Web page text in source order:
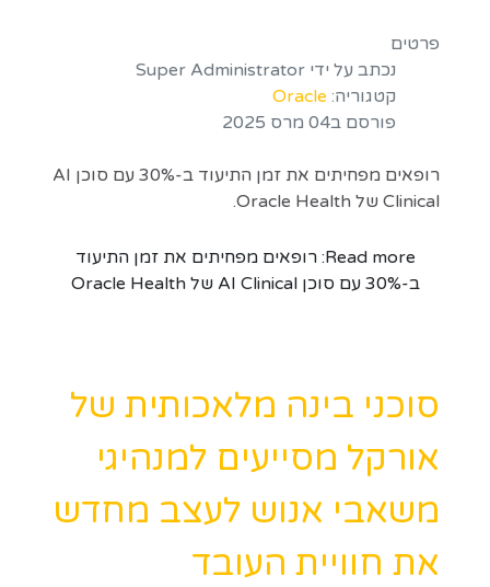
פרטים
נכתב על ידי Super Administrator
קטגוריה: Oracle
פורסם ב04 מרס 2025
רופאים מפחיתים את זמן התיעוד ב-30% עם סוכן AI
Clinical של Oracle Health.
Read more: רופאים מפחיתים את זמן התיעוד
ב-30% עם סוכן AI Clinical של Oracle Health
סוכני בינה מלאכותית של
אורקל מסייעים למנהיגי
משאבי אנוש לעצב מחדש
את חוויית העובד